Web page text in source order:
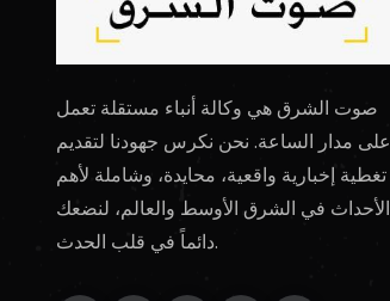
صوت الشرق هي وكالة أنباء مستقلة تعمل
على مدار الساعة. نحن نكرس جهودنا لتقديم
تغطية إخبارية واقعية، محايدة، وشاملة لأهم
الأحداث في الشرق الأوسط والعالم، لنضعك
دائماً في قلب الحدث.